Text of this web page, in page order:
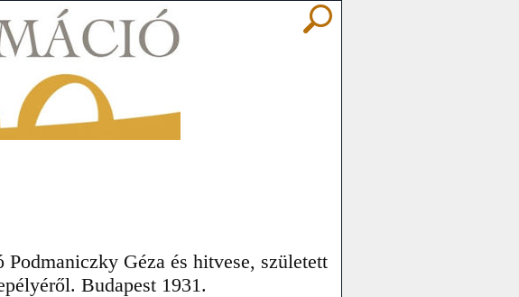
Géza és hitvese, született
Budapest 1931.